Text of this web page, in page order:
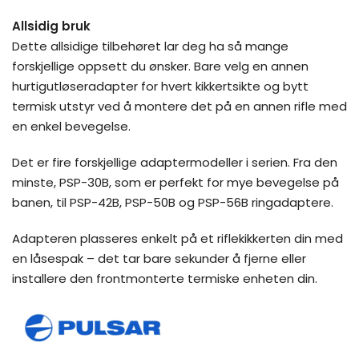
Allsidig bruk
Dette allsidige tilbehøret lar deg ha så mange
forskjellige oppsett du ønsker. Bare velg en annen
hurtigutløseradapter for hvert kikkertsikte og bytt
termisk utstyr ved å montere det på en annen rifle med
en enkel bevegelse.
Det er fire forskjellige adaptermodeller i serien. Fra den
minste, PSP-30B, som er perfekt for mye bevegelse på
banen, til PSP-42B, PSP-50B og PSP-56B ringadaptere.
Adapteren plasseres enkelt på et riflekikkerten din med
en låsespak – det tar bare sekunder å fjerne eller
installere den frontmonterte termiske enheten din.